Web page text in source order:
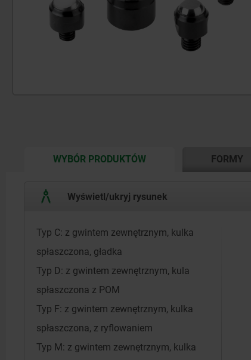
WYBÓR PRODUKTÓWCURRENT
FORMY
Wyświetl/ukryj rysunek
Typ C: z gwintem zewnętrznym, kulka
spłaszczona, gładka
Typ D: z gwintem zewnętrznym, kula
spłaszczona z POM
Typ F: z gwintem zewnętrznym, kulka
spłaszczona, z ryflowaniem
Typ M: z gwintem zewnętrznym, kulka